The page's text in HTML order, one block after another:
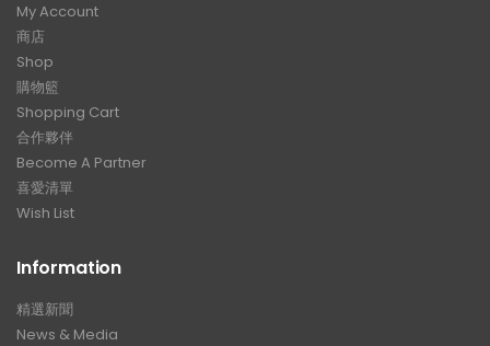
My Account
商店
Shop
購物籃
Shopping Cart
合作夥伴
Become A Partner
喜愛清單
Wish List
Information
精選新聞
News & Media